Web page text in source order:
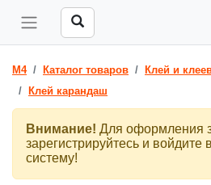
M4 Каталог товаров
Клей и
Клей карандаш
Внимание! Для оформления
зарегистрируйтесь и войдите
систему!